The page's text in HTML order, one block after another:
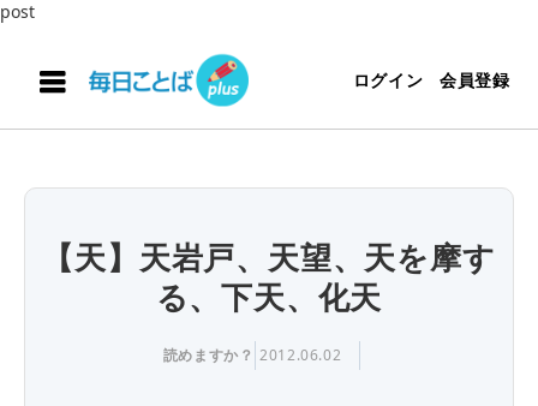
post
ログイン 会員登録
【天】天岩戸、天望、天を摩す
る、下天、化天
読めますか？ 2012.06.02